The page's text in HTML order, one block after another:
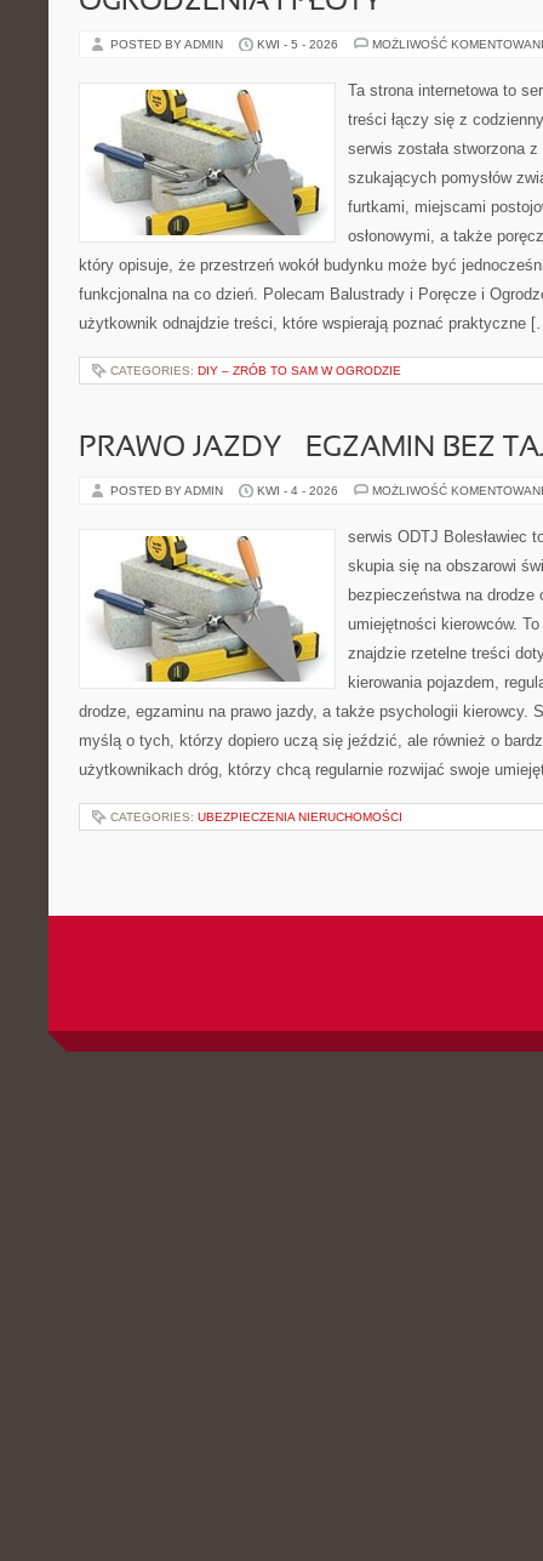
POSTED BY ADMIN KWI - 5 - 2026 MOŻLIWOŚĆ
Ta strona internetowa to
treści łączy się z
serwis została stworzona
szukających pomysłów
furtkami, miejscami
osłonowymi, a także
który opisuje, że przestrzeń wokół budynku może być
funkcjonalna na co dzień. Polecam Balustrady i Poręcze i
użytkownik odnajdzie treści, które wspierają poznać praktyczne
CATEGORIES: DIY – ZRÓB TO SAM W OGRODZIE
PRAWO JAZDY – EGZAMIN BEZ
POSTED BY ADMIN KWI - 4 - 2026 MOŻLIWOŚĆ
serwis ODTJ Bolesławiec
skupia się na obszarowi
bezpieczeństwa na drodze
umiejętności kierowców.
znajdzie rzetelne treści
kierowania pojazdem,
drodze, egzaminu na prawo jazdy, a także psychologii kierowcy.
myślą o tych, którzy dopiero uczą się jeździć, ale również o
użytkownikach dróg, którzy chcą regularnie rozwijać swoje
CATEGORIES: UBEZPIECZENIA NIERUCHOMOŚCI